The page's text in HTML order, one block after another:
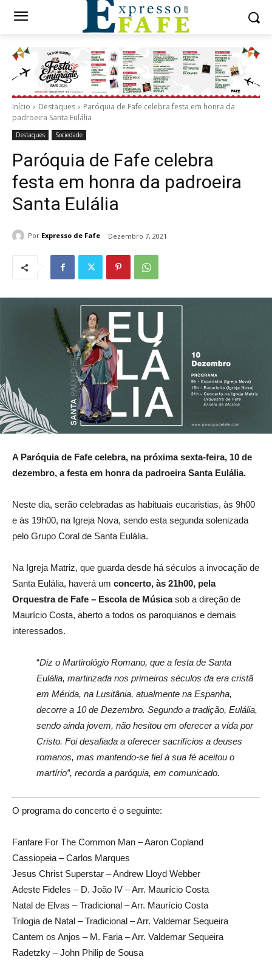
Início Destaques
Paróquia de Fafe celebra festa em honra da
padroeira Santa Eulália
Destaques Sociedade
Paróquia de Fafe celebra
festa em honra da padroeira
Santa Eulália
Por Expresso de Fafe Dezembro 7, 2021
A Paróquia de Fafe celebra, na próxima sexta-feira, 10 de
dezembro, a festa em honra da padroeira Santa Eulália.
Neste dia, serão celebradas as habituais eucaristias, às 9h00
e às 19h00, na Igreja Nova, sendo esta segunda solenizada
pelo Grupo Coral de Santa Eulália.
Na Igreja Matriz, que guarda desde há séculos a invocação de
Santa Eulália, haverá um concerto, às 21h00, pela
Orquestra de Fafe – Escola de Músicasob a direção de
Maurício Costa, aberto a todos os paroquianos e demais
interessados.
“Diz o Martirológio Romano, que a festa de Santa
Eulália, martirizada nos primeiros séculos da era cristã
em Mérida, na Lusitânia, atualmente na Espanha,
decorre a 10 de Dezembro. Segundo a tradição, Eulália,
sendo ainda jovem, não hesitou em oferecer a vida por
Cristo. Foi desafiada a oferecer sacrifícios a deuses
romanos, mas mantendo-se fiel à sua fé aceitou o
martírio”, recorda a paróquia, em comunicado.
O programa do concerto é o seguinte:
Fanfare For The Common Man – Aaron Copland
Cassiopeia – Carlos Marques
Jesus Christ Superstar – Andrew Lloyd Webber
Adeste Fideles – D. João IV – Arr. Maurício Costa
Natal de Elvas – Tradicional – Arr. Maurício Costa
Trilogia de Natal – Tradicional – Arr. Valdemar Sequeira
Cantem os Anjos – M. Faria – Arr. Valdemar Sequeira
Radetzky – John Philip de Sousa